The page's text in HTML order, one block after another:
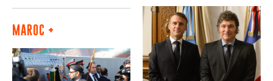
MAROC +